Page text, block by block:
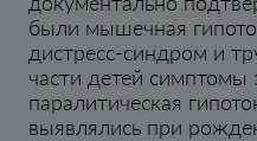
были мышечная
дистресс-синдром и
части детей симптомы
паралитическая
выявлялись при